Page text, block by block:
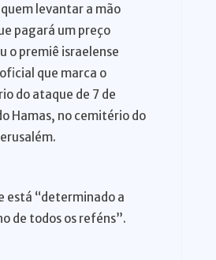
levantar a mão
pagará um preço
o premiê israelense
que marca o
do ataque de 7 de
Hamas, no cemitério do
está “determinado a
de todos os reféns”.